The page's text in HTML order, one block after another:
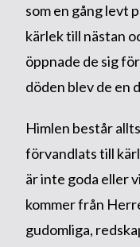
som en gång levt
kärlek till nästan
öppnade de sig
döden blev de en
Himlen består
förvandlats till
är inte goda eller
kommer från
gudomliga,